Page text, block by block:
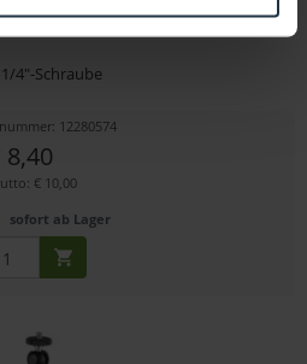
Klemmen-Befestigung
4"-Schraube
12280574
8,40
€ 10,00
sofort ab Lager